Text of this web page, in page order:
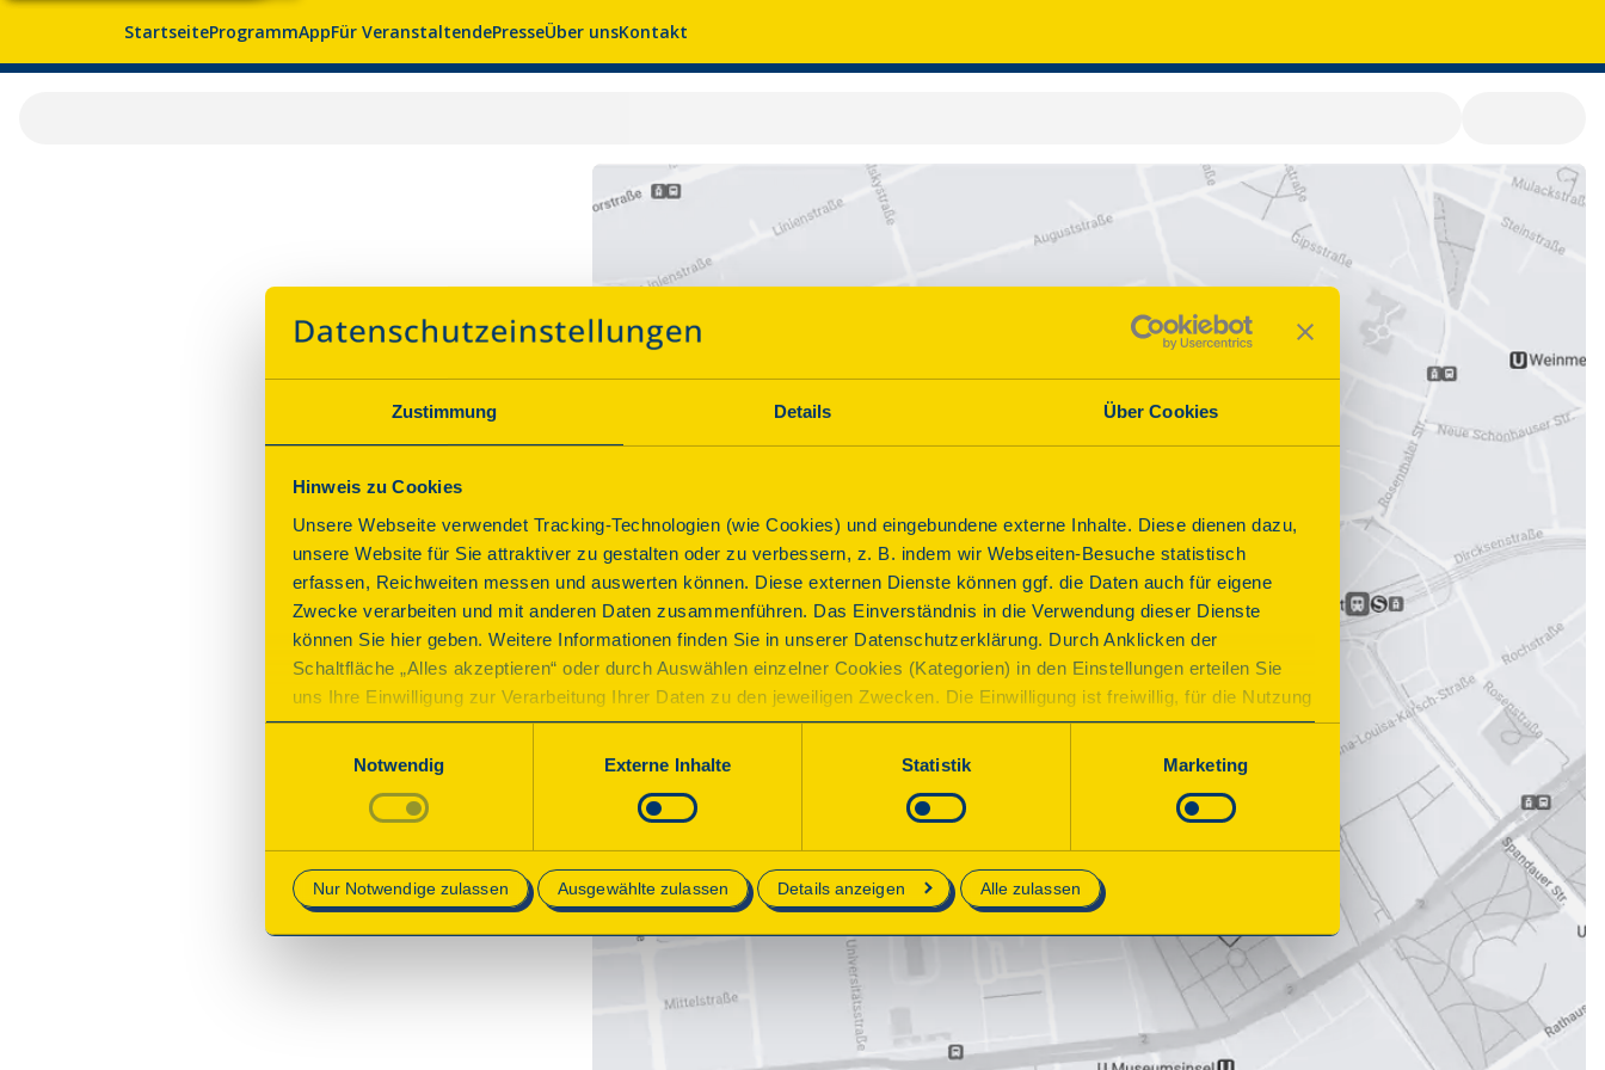
Zustimmung Details Über Cookies
Hinweis zu Cookies
Unsere Webseite verwendet Tracking-Technologien (wie Cookies) und eingebundene externe Inhalte. Diese dienen dazu,
unsere Website für Sie attraktiver zu gestalten oder zu verbessern, z. B. indem wir Webseiten-Besuche statistisch
erfassen, Reichweiten messen und auswerten können. Diese externen Dienste können ggf. die Daten auch für eigene
Zwecke verarbeiten und mit anderen Daten zusammenführen. Das Einverständnis in die Verwendung dieser Dienste
können Sie hier geben. Weitere Informationen finden Sie in unserer Datenschutzerklärung. Durch Anklicken der
Schaltfläche „Alles akzeptieren“ oder durch Auswählen einzelner Cookies (Kategorien) in den Einstellungen erteilen Sie
uns Ihre Einwilligung zur Verarbeitung Ihrer Daten zu den jeweiligen Zwecken. Die Einwilligung ist freiwillig, für die Nutzung
des Onlineangebots nicht erforderlich und kann jederzeit aktualisiert oder widerrufen werden. Wenn Sie das Consent Tool
mit „Speichern“ bestätigen, werden nur essenzielle Cookies auf der Webseite gesetzt, die technisch notwendig und für den
Notwendig
Externe Inhalte Statistik Marketing
Nur Notwendige zulassen Ausgewählte zulassen Details anzeigen Alle zulassen
StartseiteProgrammAppFür VeranstaltendePresseÜber unsKontakt